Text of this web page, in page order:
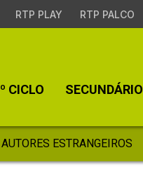
RTP PLAY RTP PALCO
CICLO SECUNDÁRIO
AUTORES ESTRANGEIROS